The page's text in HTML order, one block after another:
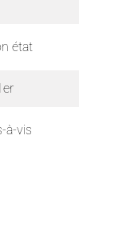
état
à-vis